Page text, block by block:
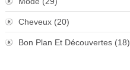
Cheveux (20)
Bon Plan Et Découvertes (18)